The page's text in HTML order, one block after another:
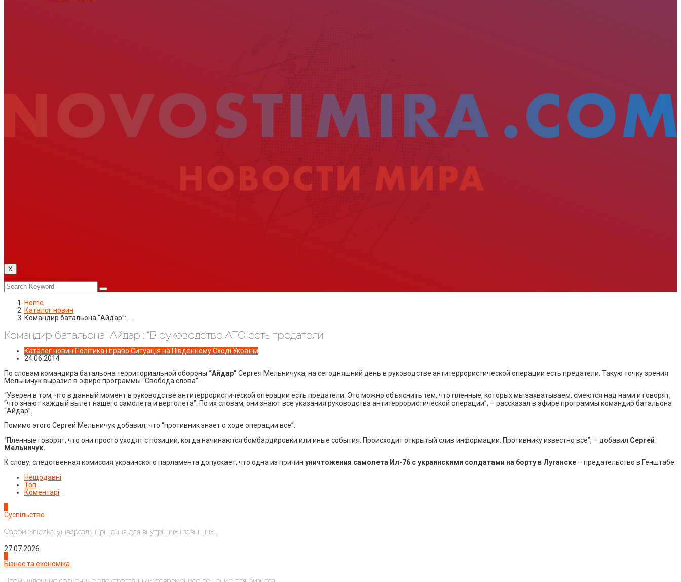
X
Home
Каталог новин
Командир батальона “Айдар”:…
Командир батальона “Айдар”: “В руководстве АТО есть предатели”
Каталог новин Політика і право Ситуація на Південному Сході України
24.06.2014
По словам командира батальона территориальной обороны “Айдар” Сергея Мельничука, на сегодняшний день в руководстве антитеррористической операции есть предатели. Такую точку зрения
Мельничук выразил в эфире программы “Свобода слова”.
“Уверен в том, что в данный момент в руководстве антитеррористической операции есть предатели. Это можно объяснить тем, что пленные, которых мы захватываем, смеются над нами и говорят,
“что знают каждый вылет нашего самолета и вертолета”. По их словам, они знают все указания руководства антитеррористической операции”, – рассказал в эфире программы командир батальона
“Айдар”.
Помимо этого Сергей Мельничук добавил, что “противник знает о ходе операции все”.
“Пленные говорят, что они просто уходят с позиции, когда начинаются бомбардировки или иные события. Происходит открытый слив информации. Противнику известно все”, – добавил Сергей
Мельничук.
К слову, следственная комиссия украинского парламента допускает, что одна из причин уничтожения самолета Ил-76 с украинскими солдатами на борту в Луганске – предательство в Генштабе.
Нещодавні
Топ
Коментарі
Суспільство
Фарби Sniezka: універсальні рішення для внутрішніх і зовнішніх...
27.07.2026
Бізнес та економіка